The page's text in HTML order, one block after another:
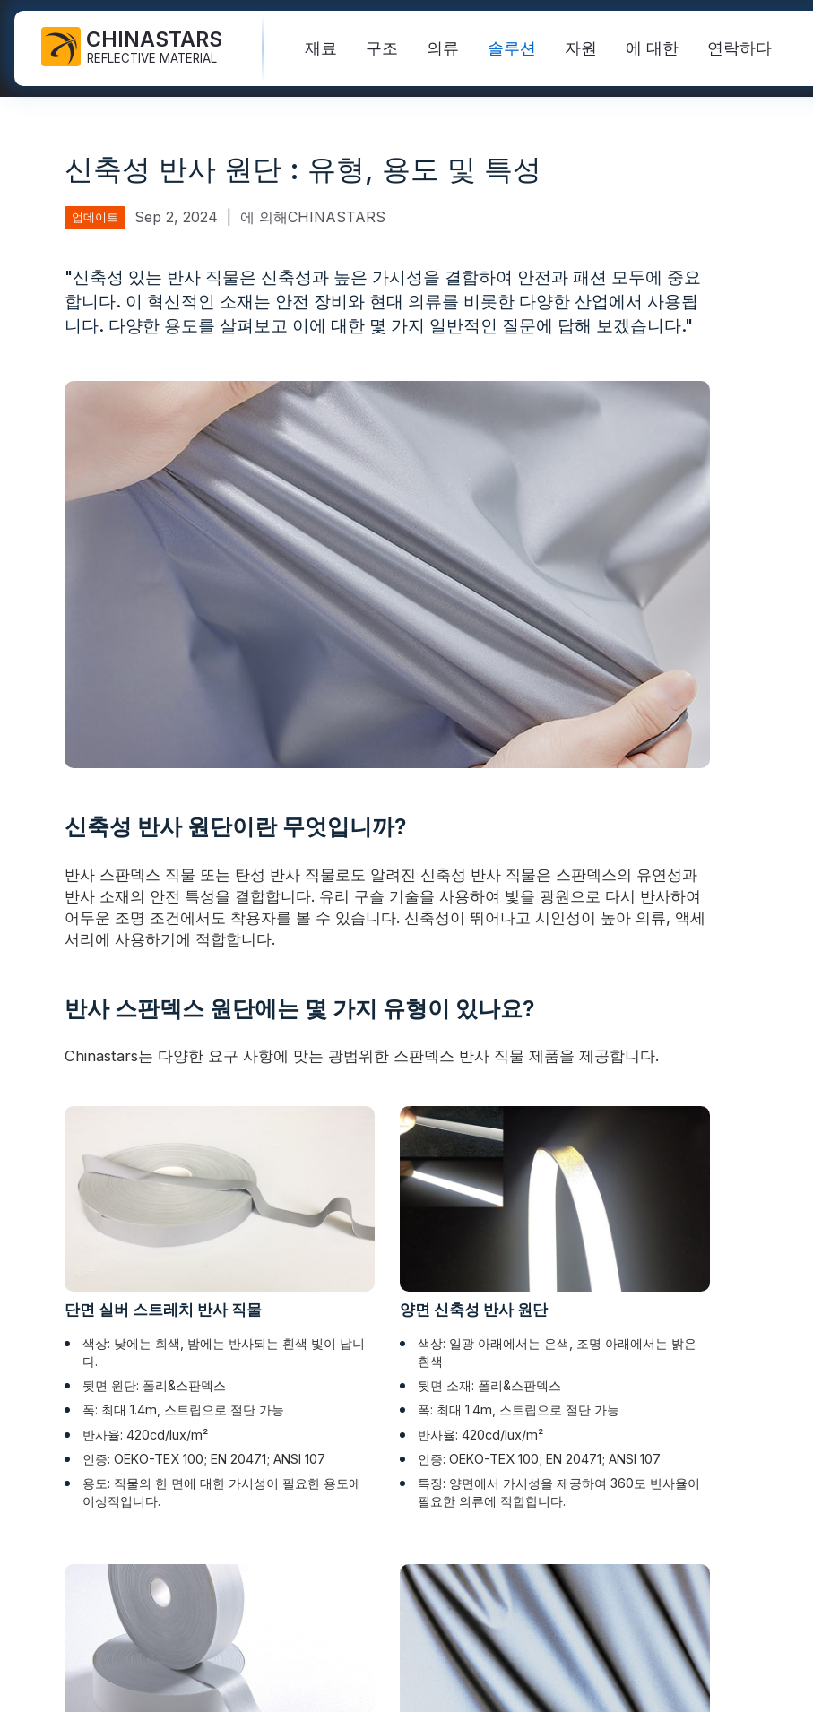
CHINASTARS
REFLECTIVE MATERIAL
재료
산업용 세척 테이프
FR 반사 테이프
반사 리본
반사 배관
구조
무지개 반사 원단
반사 인쇄 직물
컬러 반사 원단
그라데이션 반사 원단
의류
하이비스 재킷
안전바지
안전 셔츠 & 스웻셔츠
안전 작업복
솔루션
신제품
비디오
자원
목록
국제표준
에 대한 연락하다
빠른 링크: 반사 직물 안전 조끼 FR 반사 테이프
무지개 반사 원단
신축성 반사 원단 : 유형, 용도 및 특성
업데이트 Sep 2, 2024 에 의해CHINASTARS
"신축성 있는 반사 직물은 신축성과 높은 가시성을 결합하여 안전과 패션 모두에 중요
합니다. 이 혁신적인 소재는 안전 장비와 현대 의류를 비롯한 다양한 산업에서 사용됩
니다. 다양한 용도를 살펴보고 이에 대한 몇 가지 일반적인 질문에 답해 보겠습니다."
신축성 반사 원단이란 무엇입니까?
반사 스판덱스 직물 또는 탄성 반사 직물로도 알려진 신축성 반사 직물은 스판덱스의 유연성과
반사 소재의 안전 특성을 결합합니다. 유리 구슬 기술을 사용하여 빛을 광원으로 다시 반사하여
어두운 조명 조건에서도 착용자를 볼 수 있습니다. 신축성이 뛰어나고 시인성이 높아 의류, 액세
서리에 사용하기에 적합합니다.
반사 스판덱스 원단에는 몇 가지 유형이 있나요?
Chinastars는 다양한 요구 사항에 맞는 광범위한 스판덱스 반사 직물 제품을 제공합니다.
단면 실버 스트레치 반사 직물
색상: 낮에는 회색, 밤에는 반사되는 흰색 빛이 납니
다.
뒷면 원단: 폴리&스판덱스
폭: 최대 1.4m, 스트립으로 절단 가능
반사율: 420cd/lux/m²
인증: OEKO-TEX 100; EN 20471; ANSI 107
용도: 직물의 한 면에 대한 가시성이 필요한 용도에
이상적입니다.
양면 신축성 반사 원단
색상: 일광 아래에서는 은색, 조명 아래에서는 밝은
흰색
뒷면 소재: 폴리&스판덱스
폭: 최대 1.4m, 스트립으로 절단 가능
반사율: 420cd/lux/m²
인증: OEKO-TEX 100; EN 20471; ANSI 107
특징: 양면에서 가시성을 제공하여 360도 반사율이
필요한 의류에 적합합니다.